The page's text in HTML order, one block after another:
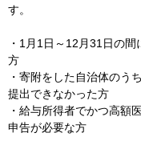
す。
・1月1日～12月31日の
方
・寄附をした自治体のう
提出できなかった方
・給与所得者でかつ高額
申告が必要な方